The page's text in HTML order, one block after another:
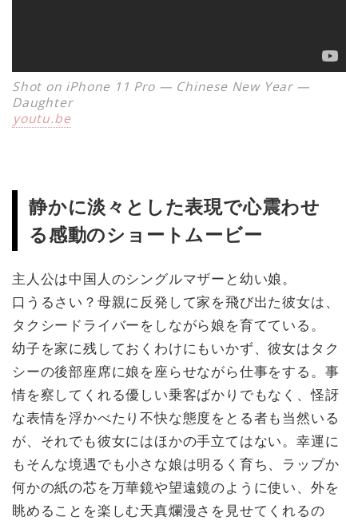
Shot on iPhone 11 Pro — Chinese New Year —
Daughter
youtu.be
静かに淡々とした表現で心震わせ
る感動のショートムービー
主人公は中国人のシングルマザーと幼い娘。
口うるさい？母親に反発して家を飛び出た彼女は、
タクシードライバーをしながら娘を育てている。
幼子を家に残しておくわけにもいかず、彼女はタク
シーの後部座席に娘を座らせながら仕事をする。事
情を察してくれる優しい乗客ばかりでもなく、怪訝
な表情を浮かべたり不快な態度をとる者も当然いる
が、それでも彼女にはほかの手立てはない。幸運に
もそんな境遇でも小さな娘は明るく育ち、ラップか
何かの紙の芯を万華鏡や望遠鏡のように使い、外を
眺めることを楽しむ天真爛漫さを見せてくれるの